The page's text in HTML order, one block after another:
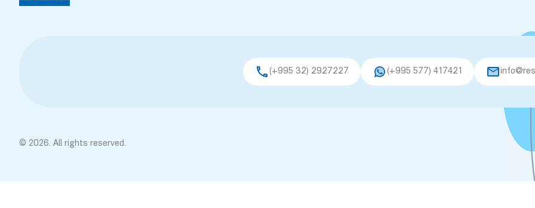
(+995 32) 2927227 (+995 577) 417421
© 2026. All rights reserved.